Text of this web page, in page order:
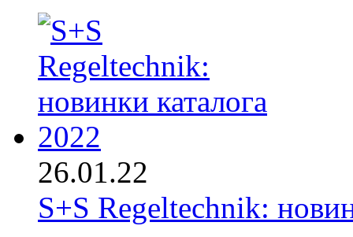
26.01.22
S+S Regeltechnik: